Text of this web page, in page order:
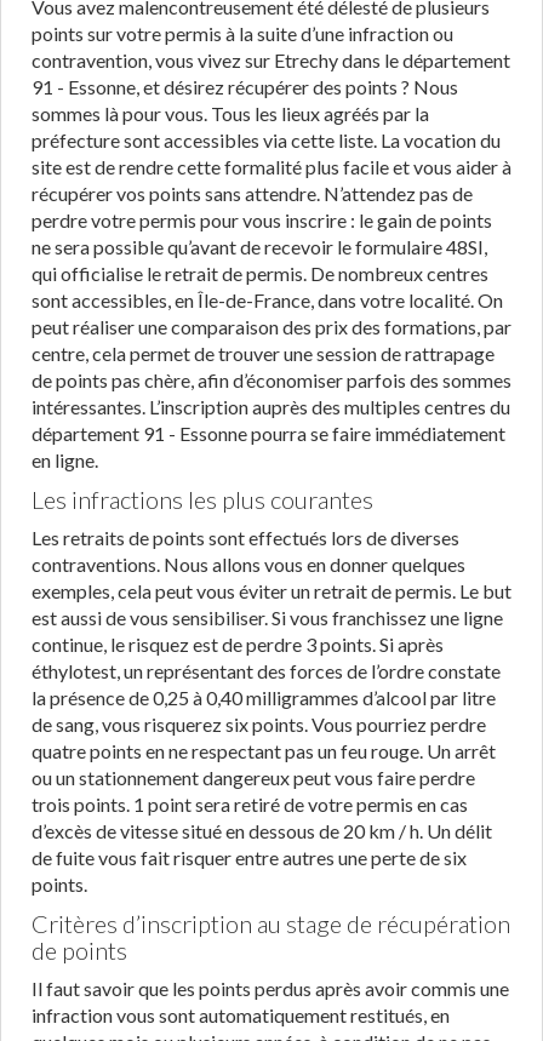
Vous avez malencontreusement été délesté de plusieurs
points sur votre permis à la suite d’une infraction ou
contravention, vous vivez sur Etrechy dans le département
91 - Essonne, et désirez récupérer des points ? Nous
sommes là pour vous. Tous les lieux agréés par la
préfecture sont accessibles via cette liste. La vocation du
site est de rendre cette formalité plus facile et vous aider à
récupérer vos points sans attendre. N’attendez pas de
perdre votre permis pour vous inscrire : le gain de points
ne sera possible qu’avant de recevoir le formulaire 48SI,
qui officialise le retrait de permis. De nombreux centres
sont accessibles, en Île-de-France, dans votre localité. On
peut réaliser une comparaison des prix des formations, par
centre, cela permet de trouver une session de rattrapage
de points pas chère, afin d’économiser parfois des sommes
intéressantes. L’inscription auprès des multiples centres du
département 91 - Essonne pourra se faire immédiatement
en ligne.
Les infractions les plus courantes
Les retraits de points sont effectués lors de diverses
contraventions. Nous allons vous en donner quelques
exemples, cela peut vous éviter un retrait de permis. Le but
est aussi de vous sensibiliser. Si vous franchissez une ligne
continue, le risquez est de perdre 3 points. Si après
éthylotest, un représentant des forces de l’ordre constate
la présence de 0,25 à 0,40 milligrammes d’alcool par litre
de sang, vous risquerez six points. Vous pourriez perdre
quatre points en ne respectant pas un feu rouge. Un arrêt
ou un stationnement dangereux peut vous faire perdre
trois points. 1 point sera retiré de votre permis en cas
d’excès de vitesse situé en dessous de 20 km / h. Un délit
de fuite vous fait risquer entre autres une perte de six
points.
Critères d’inscription au stage de récupération
de points
Il faut savoir que les points perdus après avoir commis une
infraction vous sont automatiquement restitués, en